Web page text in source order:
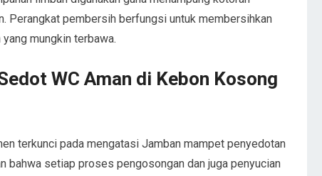
Perangkat pembersih berfungsi untuk membersihkan
mungkin terbawa.
WC Aman di Kebon Kosong
terkunci pada mengatasi Jamban mampet penyedotan
bahwa setiap proses pengosongan dan juga penyucian